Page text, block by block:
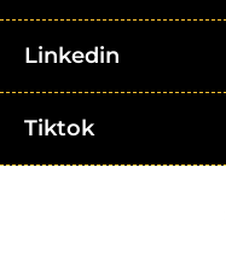
Linkedin
Tiktok